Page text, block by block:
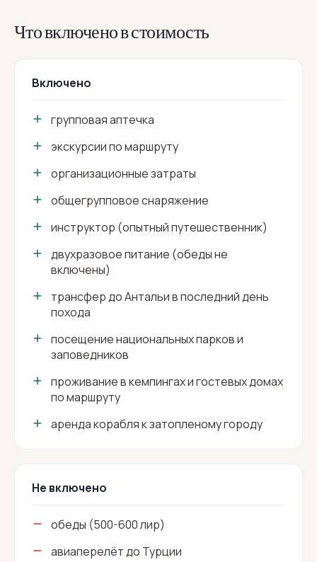
Что включено в стоимость
Включено
групповая аптечка
экскурсии по маршруту
организационные затраты
общегрупповое снаряжение
инструктор (опытный путешественник)
двухразовое питание (обеды не
включены)
трансфер до Антальи в последний день
похода
посещение национальных парков и
заповедников
проживание в кемпингах и гостевых домах
по маршруту
аренда корабля к затопленому городу
Не включено
обеды (500-600 лир)
авиаперелёт до Турции